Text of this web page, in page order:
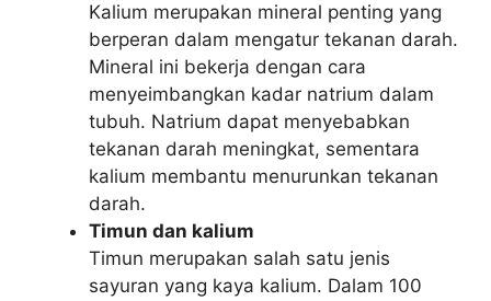
Kalium merupakan mineral penting yang
berperan dalam mengatur tekanan darah.
Mineral ini bekerja dengan cara
menyeimbangkan kadar natrium dalam
tubuh. Natrium dapat menyebabkan
tekanan darah meningkat, sementara
kalium membantu menurunkan tekanan
darah.
Timun dan kalium
Timun merupakan salah satu jenis
sayuran yang kaya kalium. Dalam 100